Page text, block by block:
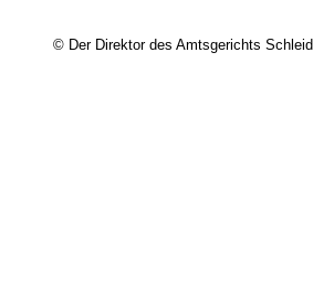
© Der Direktor des Amtsgerichts